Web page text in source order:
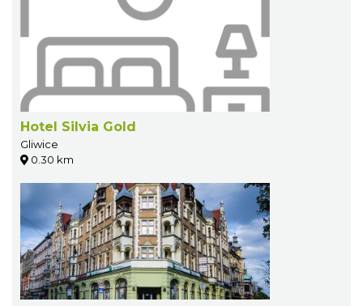
Hotel Silvia Gold
Gliwice
0.30 km